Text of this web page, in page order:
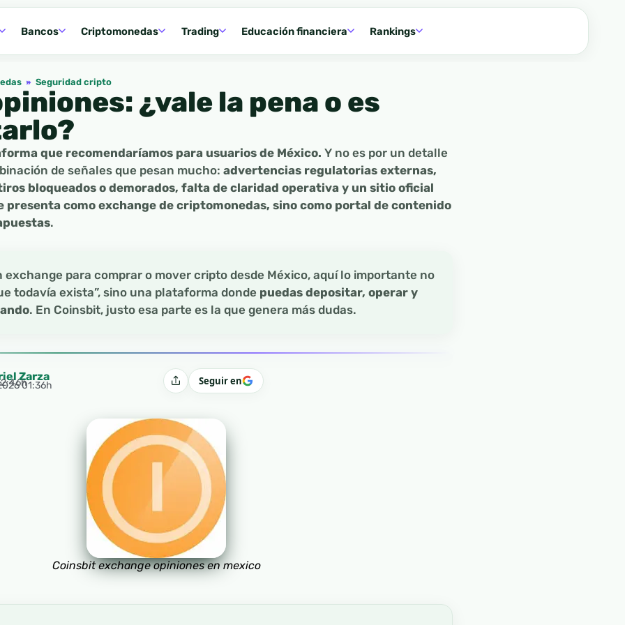
Bancos Criptomonedas Trading Educación financiera Rankings
» Seguridad cripto
¿vale la pena o es
que recomendaríamos para usuarios de México. Y no es por un detalle
de señales que pesan mucho: advertencias regulatorias externas,
bloqueados o demorados, falta de claridad operativa y un sitio oficial
presenta como exchange de criptomonedas, sino como portal de contenido
.
exchange para comprar o mover cripto desde México, aquí lo importante no
todavía exista”, sino una plataforma donde puedas depositar, operar y
. En Coinsbit, justo esa parte es la que genera más dudas.
Zarza
01:36h CompartirSeguir en
Coinsbit exchange opiniones en mexico